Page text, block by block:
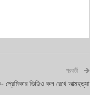
পরবর্তী
প্রেমিকার ভিডিও কল রেখে আত্মহত্যা